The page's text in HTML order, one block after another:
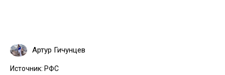
Артур Гичунцев
Источник: РФС